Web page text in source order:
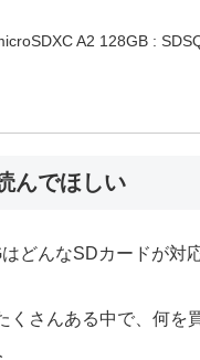
A2 128GB :
んでほしい
どんなSDカードが対
くさんある中で、何を